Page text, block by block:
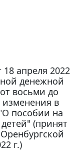
апреля 2022
денежной
восьми до
изменения в
пособии на
(принят
г.)